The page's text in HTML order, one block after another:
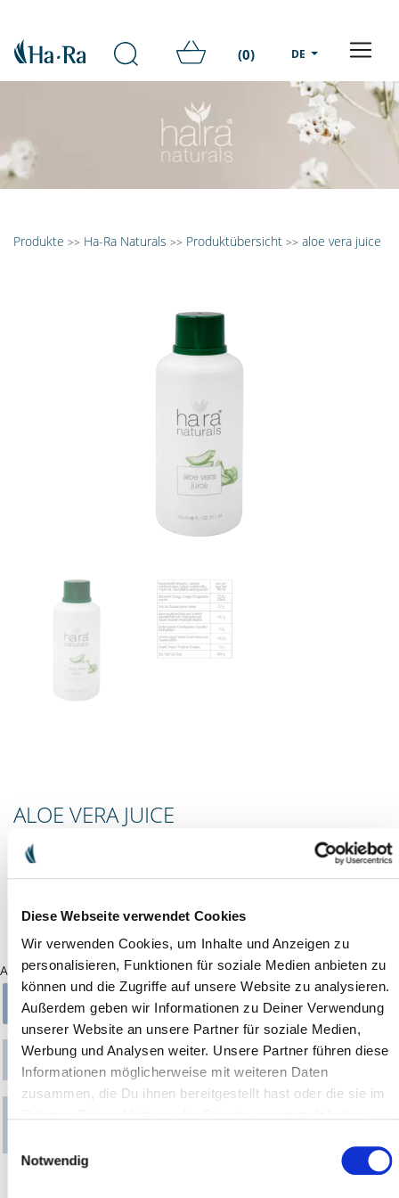
Diese Webseite verwendet Cookies
Wir verwenden Cookies, um Inhalte und Anzeigen zu
personalisieren, Funktionen für soziale Medien anbieten zu
können und die Zugriffe auf unsere Website zu analysieren.
Außerdem geben wir Informationen zu Deiner Verwendung
unserer Website an unsere Partner für soziale Medien,
Werbung und Analysen weiter. Unsere Partner führen diese
Informationen möglicherweise mit weiteren Daten
zusammen, die Du ihnen bereitgestellt hast oder die sie im
Notwendig
(0) DE
Produkte >> Ha-Ra Naturals >> Produktübersicht >> aloe vera juice
ALOE VERA JUICE
» Aloe Vera-Saft aus Aloe Vera Blattgel - ohne Zugabe von Wasser
oder Stärke
» Angenehmer Geschmack
» Zum täglichen Verzehr geeignet (siehe Verzehrempfehlung)
Ausführung
1ER-PACK 530 ML 3ER-PACK (3 X 530 ML)
6ER-PACK (6X 530 ML)
CRANBERRY 3ER-PACK
(3 X 530 ML)